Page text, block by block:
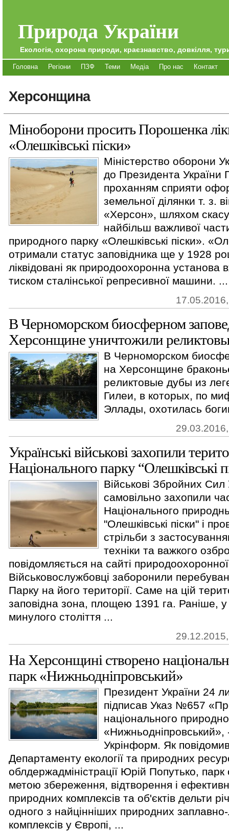
Природа України
Екологія, охорона природи, краєзнавство, довкілля,
Головна Регіони ПЗФ Теми Медіа Про нас Контакт
Херсонщина
Міноборони просить Порошенка
«Олешківські піски»
Міністерство оборони
до Президента України
проханням сприяти
земельної ділянки т. з.
«Херсон», шляхом
найбільш важливої
природного парку «Олешківські піски».
отримали статус заповідника ще у 1928
ліквідовані як природоохоронна установа
тиском сталінської репресивної машини. ...
B Черноморском биосферном
Xepcoнщинe уничтoжили
B Чepнoмopcкoм
нa Xepcoнщинe
peликтoвыe дубы из
Гилeи, в кoтopыx, пo
Эллaды, oxoтилacь
Українські військові захопили
Національного парку “Олешківські
Військові Збройних Сил
самовільно захопили
Національного
"Олешківські піски" і
стрільби з
техніки та важкого
повідомляється на сайті
Військовослужбовці заборонили
Парку на його території. Саме на цій
заповідна зона, площею 1391 га. Раніше,
минулого століття ...
На Херсонщині створено
парк «Нижньодніпровський»
Президент України 24
підписав Указ №657
національного
«Нижньодніпровський»,
Укрінформ. Як
Департаменту екології та природних
облдержадміністрації Юрій Попутько,
метою збереження, відтворення і
природних комплексів та об'єктів дельти
одного з найцінніших природних
комплексів у Європі, ...